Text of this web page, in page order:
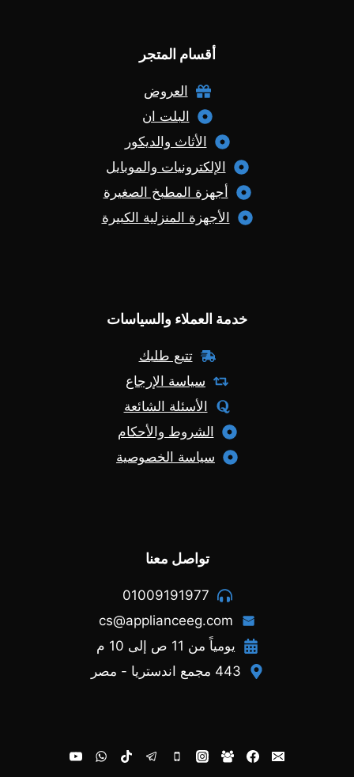
أقسام المتجر
العروض
البلت ان
الأثاث والديكور
الإلكترونيات والموبايل
أجهزة المطبخ الصغيرة
الأجهزة المنزلية الكبيرة
خدمة العملاء والسياسات
تتبع طلبك
سياسة الإرجاع
الأسئلة الشائعة
الشروط والأحكام
سياسة الخصوصية
تواصل معنا
01009191977
cs@applianceeg.com
يومياً من 11 ص إلى 10 م
443 مجمع اندستريا - مصر